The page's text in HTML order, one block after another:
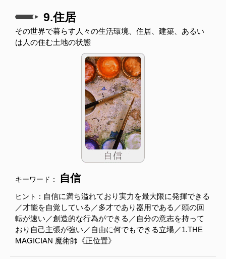
9.住居
その世界で暮らす人々の生活環境、住居、建築、あるい
は人の住む土地の状態
キーワード： 自信
ヒント： 自信に満ち溢れており実力を最大限に発揮できる
／才能を自覚している／多才であり器用である／頭の回
転が速い／創造的な行為ができる／自分の意志を持って
おり自己主張が強い／自由に何でもできる立場／1.THE
MAGICIAN 魔術師《正位置》